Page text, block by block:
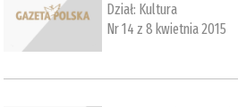
Dział: Kultura
Nr 14 z 8 kwietnia 2015